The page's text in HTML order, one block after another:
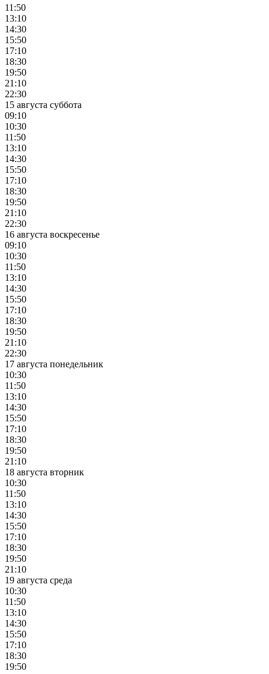
11:50
13:10
14:30
15:50
17:10
18:30
19:50
21:10
22:30
15 августа суббота
09:10
10:30
11:50
13:10
14:30
15:50
17:10
18:30
19:50
21:10
22:30
16 августа воскресенье
09:10
10:30
11:50
13:10
14:30
15:50
17:10
18:30
19:50
21:10
22:30
17 августа понедельник
10:30
11:50
13:10
14:30
15:50
17:10
18:30
19:50
21:10
18 августа вторник
10:30
11:50
13:10
14:30
15:50
17:10
18:30
19:50
21:10
19 августа среда
10:30
11:50
13:10
14:30
15:50
17:10
18:30
19:50